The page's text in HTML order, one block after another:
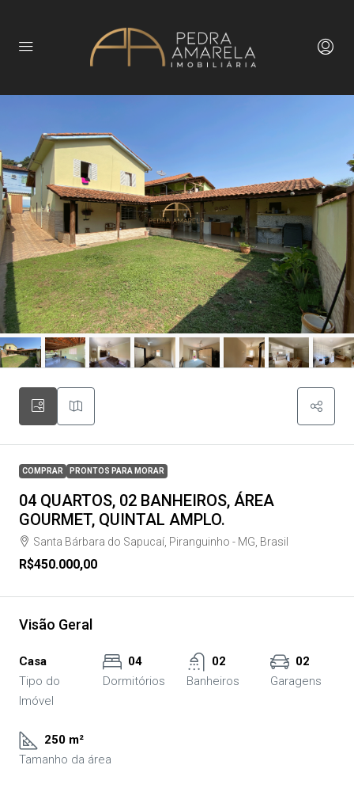
COMPRAR PRONTOS PARA MORAR
04 QUARTOS, 02 BANHEIROS, ÁREA
GOURMET, QUINTAL AMPLO.
Santa Bárbara do Sapucaí, Piranguinho - MG, Brasil
R$450.000,00
Visão Geral
Casa
Tipo do
Imóvel
04
Dormitórios
02
Banheiros
02
Garagens
250 m²
Tamanho da área